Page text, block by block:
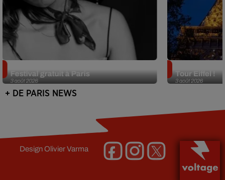
3 août 2026
Festival gratuit à Paris
3 août 2026
Tour Eiffel !
+ DE PARIS NEWS
DesignOlivier Varma